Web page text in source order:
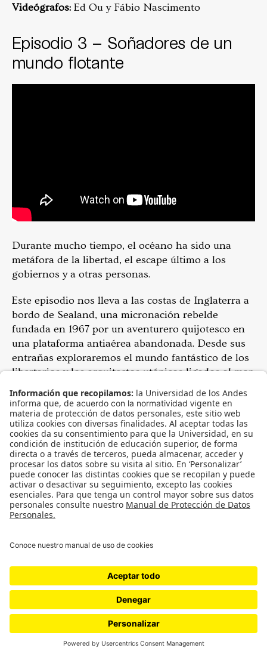
Videógrafos: Ed Ou y Fábio Nascimento
Episodio 3 – Soñadores de un
mundo flotante
Durante mucho tiempo, el océano ha sido una
metáfora de la libertad, el escape último a los
gobiernos y a otras personas.
Este episodio nos lleva a las costas de Inglaterra a
bordo de Sealand, una micronación rebelde
fundada en 1967 por un aventurero quijotesco en
una plataforma antiaérea abandonada. Desde sus
entrañas exploraremos el mundo fantástico de los
libertarios y los arquitectos utópicos ligados al mar:
renegados que buscan evadir las leyes de la tierra
construyendo nuevos mundos en aguas
internacionales, visionarios que creen que el
océano puede brindar la solución definitiva a la
supervivencia de nuestra especie.
Duración:11 min 58 seg
País:Sealand (a las afueras de Gran Bretaña)
Videógrafos: